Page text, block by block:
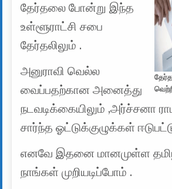
தேர்தலை போன்று இந்த
உள்ளூராட்சி சபை
தேர்தலிலும் .
அனுராவி வெல்ல
வைப்பதற்கான அனைத்து
நடவடிக்கையிலும் ,அர்ச்சனா
சார்ந்த ஓட்டுக்குழுக்கள்
எனவே இதனை மானமுள்ள
நாங்கள் முறியடிப்போம் .